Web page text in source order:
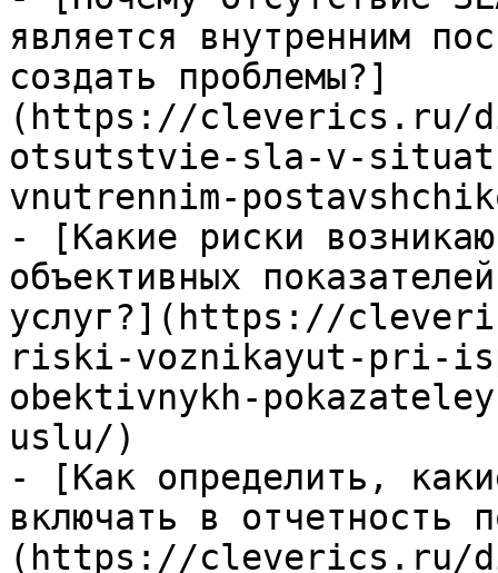
является внутренним
создать проблемы?]
(https://cleverics.ru/
otsutstvie-sla-v-
vnutrennim-
- [Какие риски
объективных
услуг?](https://
riski-voznikayut-pri-
obektivnykh-
uslu/)
- [Как определить,
включать в отчетность
(https://cleverics.ru/